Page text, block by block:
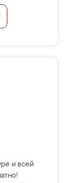
и всей